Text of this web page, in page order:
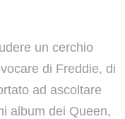
un cerchio
di Freddie, di
ad ascoltare
album dei Queen,